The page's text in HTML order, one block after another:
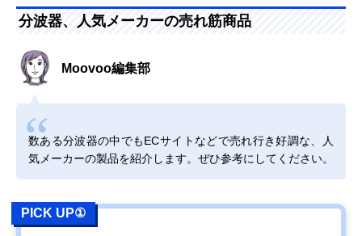
Amazonで見る
Amazonで見る
分波器 AE-327SW
Amazonで見る
DXアンテナ 分波
器 MBUM2WS(B)
ノイズに強い入出
力ケーブルを採用
ケーブル一体型
（入出力）
分波器、人気メーカーの売れ筋商品
Moovoo編集部
数ある分波器の中でもECサイトなどで売れ行き好調な、人
気メーカーの製品を紹介します。ぜひ参考にしてください。
PICK UP①